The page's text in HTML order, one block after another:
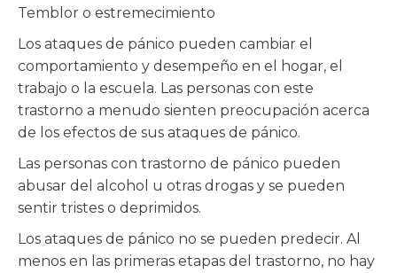
Temblor o estremecimiento
Los ataques de pánico pueden cambiar el
comportamiento y desempeño en el hogar, el
trabajo o la escuela. Las personas con este
trastorno a menudo sienten preocupación acerca
de los efectos de sus ataques de pánico.
Las personas con trastorno de pánico pueden
abusar del alcohol u otras drogas y se pueden
sentir tristes o deprimidos.
Los ataques de pánico no se pueden predecir. Al
menos en las primeras etapas del trastorno, no hay